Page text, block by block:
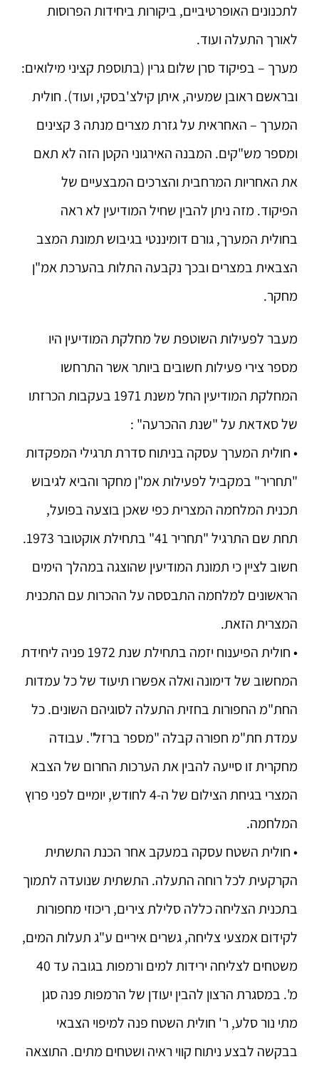
לתכנונים האופרטיביים, ביקורות ביחידות הפרוסות
לאורך התעלה ועוד.
מערך – בפיקוד סרן שלום גרין (בתוספת קציני מילואים:
ובראשם ראובן שמעיה, איתן קילצ'בסקי, ועוד). חולית
המערך – האחראית על גזרת מצרים מנתה 3 קצינים
ומספר מש"קים. המבנה האירגוני הקטן הזה לא תאם
את האחריות המרחבית והצרכים המבצעיים של
הפיקוד. מזה ניתן להבין שחיל המודיעין לא ראה
בחולית המערך, גורם דומיננטי בגיבוש תמונת המצב
הצבאית במצרים ובכך נקבעה התלות בהערכת אמ"ן
מחקר.
מעבר לפעילות השוטפת של מחלקת המודיעין היו
מספר צירי פעילות חשובים ביותר אשר התרחשו
המחלקת המודיעין החל משנת 1971 בעקבות הכרזתו
של סאדאת על "שנת ההכרעה" :
• חולית המערך עסקה בניתוח סדרת תרגילי המפקדות
"תחריר" במקביל לפעילות אמ"ן מחקר והביא לגיבוש
תכנית המלחמה המצרית כפי שאכן בוצעה בפועל,
תחת שם התרגיל "תחריר 41" בתחילת אוקטובר 1973.
חשוב לציין כי תמונת המודיעין שהוצגה במהלך הימים
הראשונים למלחמה התבססה על ההכרות עם התכנית
המצרית הזאת.
• חולית הפיענוח יזמה בתחילת שנת 1972 פניה ליחידת
המחשוב של דימונה ואלה אפשרו תיעוד של כל עמדות
החת"מ החפורות בחזית התעלה לסוגיהם השונים. כל
עמדת חת"מ חפורה קבלה "מספר ברזל". עבודה
מחקרית זו סייעה להבין את הערכות החרום של הצבא
המצרי בגיחת הצילום של ה-4 לחודש, יומיים לפני פרוץ
המלחמה.
• חולית השטח עסקה במעקב אחר הכנת התשתית
הקרקעית לכל רוחה התעלה. התשתית שנועדה לתמוך
בתכנית הצליחה כללה סלילת צירים, ריכוזי מחפורות
לקידום אמצעי צליחה, גשרים איריים ע"ג תעלות המים,
משטחים לצליחה ירידות למים ורמפות בגובה עד 40
מ'. במסגרת הרצון להבין יעודן של הרמפות פנה סגן
מתי נור סלע, ר' חולית השטח פנה למיפוי הצבאי
בבקשה לבצע ניתוח קווי ראיה ושטחים מתים. התוצאה